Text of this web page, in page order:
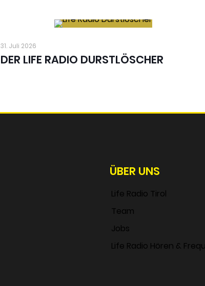
31. Juli 2026
DER LIFE RADIO DURSTLÖSCHER
ÜBER UNS
Life Radio Tirol
Team
Jobs
Life Radio Hören &